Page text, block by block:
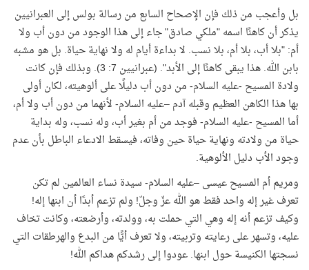
بل وأعجب من ذلك فإن الإصحاح السابع من رسالة بولس إلى العبرانيين
يذكر أن كاهنًا اسمه "ملكي صادق" جاء إلى هذا الوجود من دون أب ولا
أم: "بلا أب، بلا أم، بلا نسب. لا بداءة أيام له ولا نهاية حياة. بل هو مشبه
بابن الله. هذا يبقى كاهنًا إلى الأبد". (عبرانيين 7: 3). وبذلك فإن كانت
ولادة المسيح -عليه السلام- من دون أب دليلًا على ألوهيته، لكان أولى
بها هذا الكاهن العظيم وقبله آدم –عليه السلام- لأنهما من دون أب ولا أم،
أما المسيح -عليه السلام- فوجد من أم بغير أب، وله نسب، وله بداية
حياة من ولادته ونهاية حياة حين وفاته، فيسقط الادعاء الباطل بأن عدم
وجود الأب دليل الألوهية.
ومريم أم المسيح عيسى –عليه السلام- سيدة نساء العالمين لم تكن
تعرف غير إله واحد فقط هو الله عزّ وجلّ! ولم تزعم أبدًا أن ابنها إله!
وكيف تزعم أنه إله وهي التي حملت به، وولدته، وأرضعته، وكانت تخاف
عليه، وتسهر على رعايته وتربيته، ولا تعرف أيًّا من البدع والهرطقات التي
نسجتها الكنيسة حول ابنها. عودوا إلى رشدكم هداكم الله!